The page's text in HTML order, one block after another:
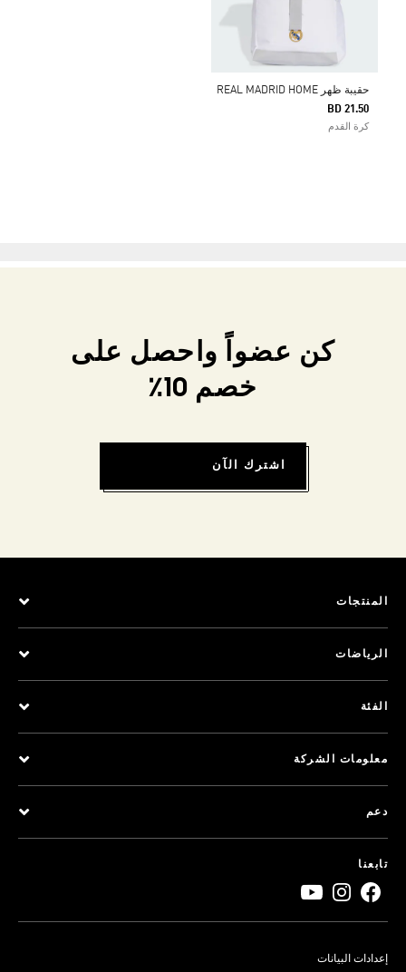
حقيبة ظهر REAL MADRID HOME
BD 21.50
كرة القدم
كن عضواً واحصل على
خصم 10٪
اشترك الآن
المنتجات
الرياضات
الفئة
معلومات الشركة
دعم
تابعنا
إعدادات البيانات